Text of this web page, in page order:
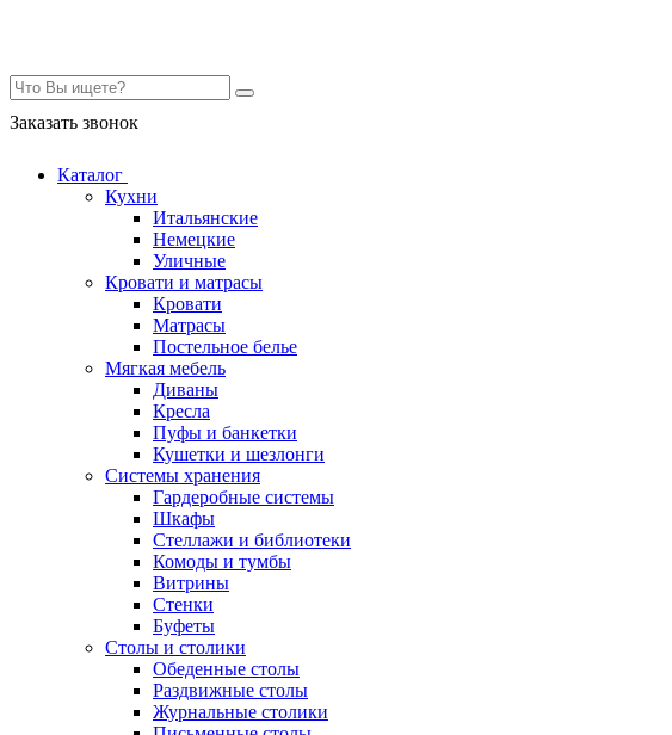
Заказать звонок
Каталог
Кухни
Итальянские
Немецкие
Уличные
Кровати и матрасы
Кровати
Матрасы
Постельное белье
Мягкая мебель
Диваны
Кресла
Пуфы и банкетки
Кушетки и шезлонги
Системы хранения
Гардеробные системы
Шкафы
Стеллажи и библиотеки
Комоды и тумбы
Витрины
Стенки
Буфеты
Столы и столики
Обеденные столы
Раздвижные столы
Журнальные столики